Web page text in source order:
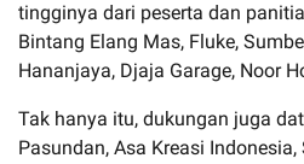
tingginya dari peserta dan
Bintang Elang Mas, Fluke,
Hananjaya, Djaja Garage, Noor
Tak hanya itu, dukungan juga
Pasundan, Asa Kreasi Indonesia,